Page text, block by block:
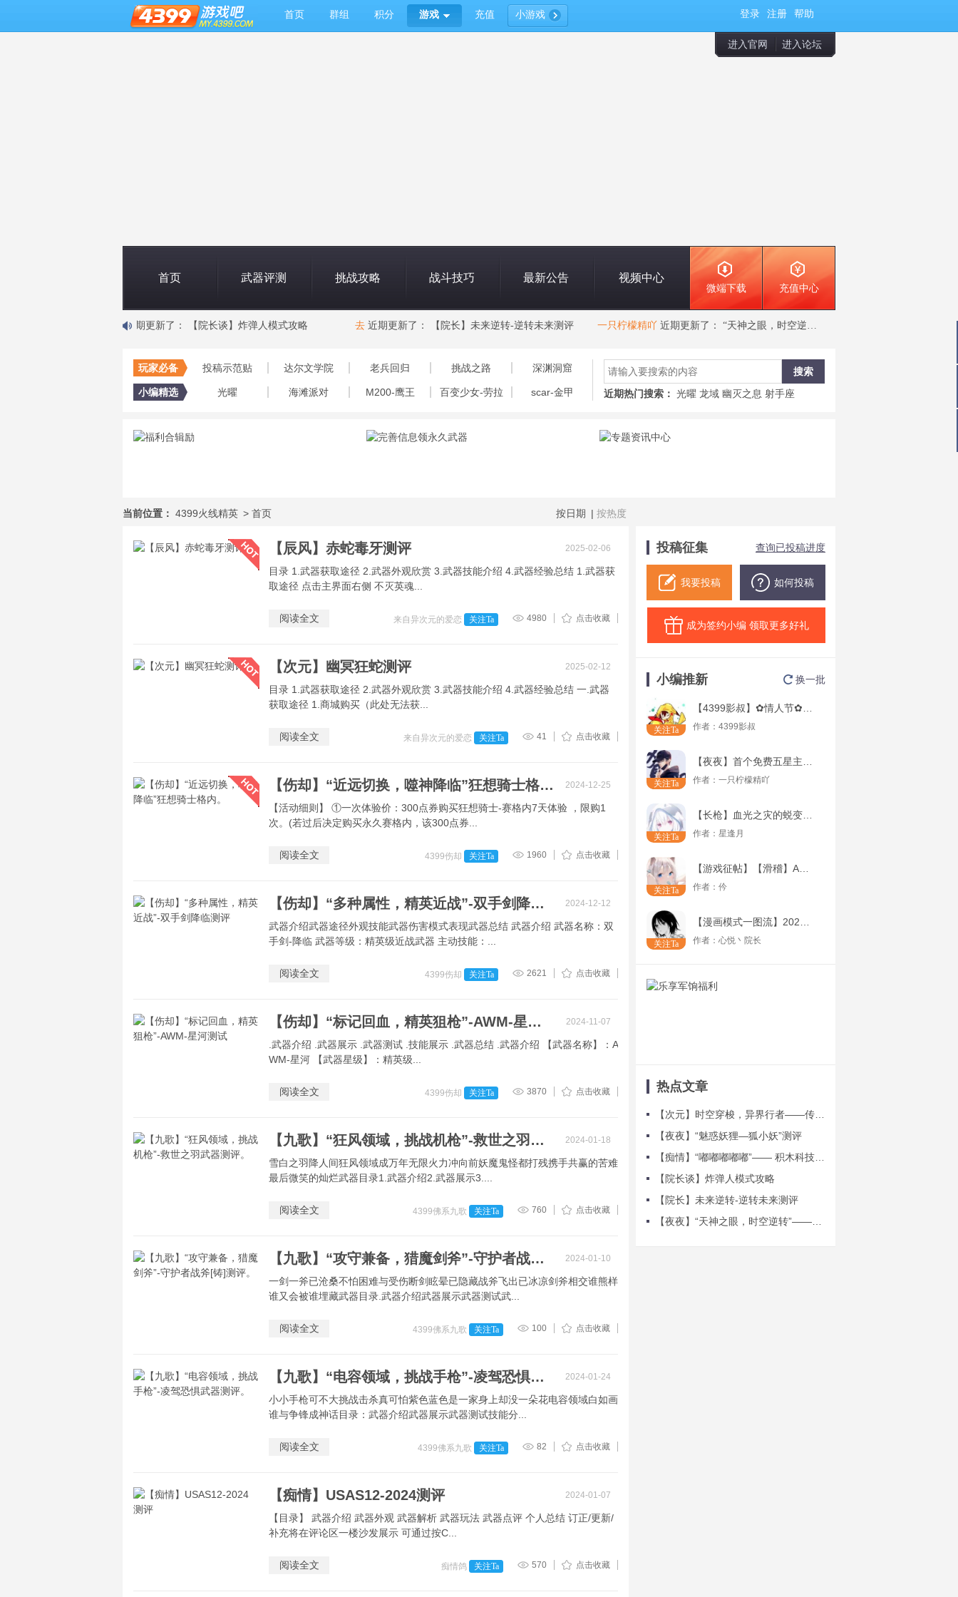
首页 群组 积分 游戏 充值 小游戏 登录 注册 帮助
进入官网 进入论坛
首页 武器评测 挑战攻略 战斗技巧 最新公告 视频中心
微端下载 充值中心
近期更新了：【院长谈】炸弹人模式攻略 近期更新了：【院长】未来逆转-逆转未来测评 一只柠檬精吖近期更新了：“天神之眼，时空逆转”——浩日战神测评
玩家必备 投稿示范贴 达尔文学院 老兵回归 挑战之路 深渊洞窟
小编精选 光曜 海滩派对 M200-鹰王 百变少女-劳拉 scar-金甲 近期热门搜索： 光曜 龙域 幽灭之息 射手座
当前位置： 4399火线精英 > 首页 按日期 | 按热度
【辰风】赤蛇毒牙测评 2025-02-06
目录 1.武器获取途径 2.武器外观欣赏 3.武器技能介绍 4.武器经验总结 1.武器获
取途径 点击主界面右侧 不灭英魂...
阅读全文 点击收藏
4980
来自异次元的爱恋 关注Ta
【次元】幽冥狂蛇测评 2025-02-12
目录 1.武器获取途径 2.武器外观欣赏 3.武器技能介绍 4.武器经验总结 一.武器
获取途径 1.商城购买（此处无法获...
阅读全文 点击收藏
41
来自异次元的爱恋 关注Ta
【伤却】“近远切换，噬神降临”狂想骑士格内。 2024-12-25
【活动细则】 ①一次体验价：300点券购买狂想骑士-赛格内7天体验 ，限购1
次。(若过后决定购买永久赛格内，该300点券...
阅读全文 点击收藏
1960
4399伤却 关注Ta
【伤却】“多种属性，精英近战”-双手剑降临测评 2024-12-12
武器介绍武器途径外观技能武器伤害模式表现武器总结 武器介绍 武器名称：双
手剑-降临 武器等级：精英级近战武器 主动技能：...
阅读全文 点击收藏
2621
4399伤却 关注Ta
【伤却】“标记回血，精英狙枪”-AWM-星河测试 2024-11-07
.武器介绍 .武器展示 .武器测试 .技能展示 .武器总结 .武器介绍 【武器名称】：A
WM-星河 【武器星级】：精英级...
阅读全文 点击收藏
3870
4399伤却 关注Ta
【九歌】“狂风领域，挑战机枪”-救世之羽武器测评。 2024-01-18
雪白之羽降人间狂风领域成万年无限火力冲向前妖魔鬼怪都打残携手共赢的苦难
最后微笑的灿烂武器目录1.武器介绍2.武器展示3....
阅读全文 点击收藏
760
4399佛系九歌 关注Ta
【九歌】“攻守兼备，猎魔剑斧”-守护者战斧[铸]测评。 2024-01-10
一剑一斧已沧桑不怕困难与受伤断剑眩晕已隐藏战斧飞出已冰凉剑斧相交谁熊样
谁又会被谁埋藏武器目录.武器介绍武器展示武器测试武...
阅读全文 点击收藏
100
4399佛系九歌 关注Ta
【九歌】“电容领域，挑战手枪”-凌驾恐惧武器测评。 2024-01-24
小小手枪可不大挑战击杀真可怕紫色蓝色是一家身上却没一朵花电容领域白如画
谁与争锋成神话目录：武器介绍武器展示武器测试技能分...
阅读全文 点击收藏
82
4399佛系九歌 关注Ta
【痴情】USAS12-2024测评 2024-01-07
【目录】 武器介绍 武器外观 武器解析 武器玩法 武器点评 个人总结 订正/更新/
补充将在评论区一楼沙发展示 可通过按C...
阅读全文 点击收藏
570
痴情鸽 关注Ta
投稿征集 查询已投稿进度
我要投稿 如何投稿
成为签约小编 领取更多好礼
小编推新 换一批
关注Ta 作者： 4399影叔
关注Ta 作者： 一只柠檬精吖
关注Ta 作者： 星逢月
关注Ta 作者： 仱
关注Ta 作者： 心悦丶院长
热点文章
【夜夜】“魅惑妖狸—狐小妖”测评
【院长谈】炸弹人模式攻略
【院长】未来逆转-逆转未来测评